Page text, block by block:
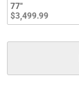
77"
$3,499.99